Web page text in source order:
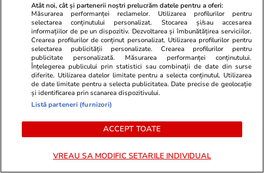
Sănătate și Fitness 18 iul.
De ce nu este recomandat să
dormi cu fereastra deschisă vara.
Ce spun specialiștii
Horoscop
Horoscop
Săgetătorii
activități
provocărilor
Atât noi, cât și partenerii noștri prelucrăm datele pentru a oferi:
Măsurarea performanței reclamelor. Utilizarea profilurilor pentru
selectarea conținutului personalizat. Stocarea și/sau accesarea
informațiilor de pe un dispozitiv. Dezvoltarea și îmbunătățirea serviciilor.
Crearea profilurilor de conținut personalizat. Utilizarea profilurilor pentru
selectarea publicității personalizate. Crearea profilurilor pentru
publicitate personalizată. Măsurarea performanței conținutului.
Înțelegerea publicului prin statistici sau combinații de date din surse
diferite. Utilizarea datelor limitate pentru a selecta conținutul. Utilizarea
de date limitate pentru a selecta publicitatea. Date precise de geolocație
și identificarea prin scanarea dispozitivului.
Listă parteneri (furnizori)
ACCEPT TOATE
VREAU SA MODIFIC SETARILE INDIVIDUAL